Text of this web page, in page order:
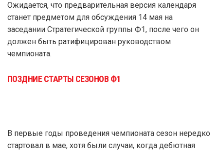
Ожидается, что предварительная версия календаря
станет предметом для обсуждения 14 мая на
заседании Стратегической группы Ф1, после чего он
должен быть ратифицирован руководством
чемпионата.
ПОЗДНИЕ СТАРТЫ СЕЗОНОВ Ф1
В первые годы проведения чемпионата сезон нередко
стартовал в мае, хотя были случаи, когда дебютная